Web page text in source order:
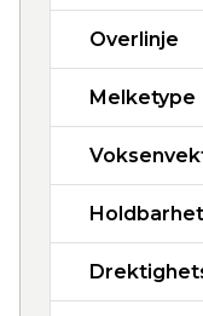
Overlinje
Melketype
Holdbarhet